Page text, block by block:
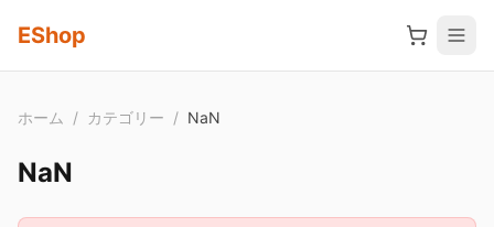
EShop
ホーム / カテゴリー / NaN
NaN